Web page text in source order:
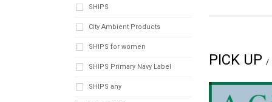
PICK UP
SHIPS
City Ambient Products
SHIPS for women
SHIPS Primary Navy Label
SHIPS any